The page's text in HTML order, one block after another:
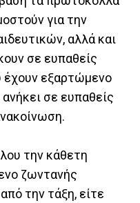
για την
αλλά και
σε ευπαθείς
έχουν εξαρτώμενο
σε ευπαθείς
την κάθετη
ζωντανής
την τάξη, είτε